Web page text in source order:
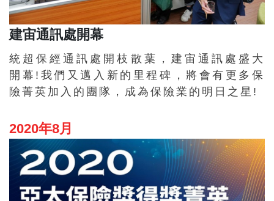
建宙通訊處開幕
統超保經通訊處開枝散葉，建宙通訊處盛大
開幕!我們又邁入新的里程碑，將會有更多保
險菁英加入的團隊，成為保險業的明日之星!
2020年8月